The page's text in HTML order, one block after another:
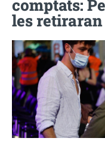
comptats:
les retiraran